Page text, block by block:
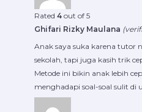
Rated 4 out of 5
Ghifari Rizky Maulana
Anak saya suka karena tutor
sekolah, tapi juga kasih trik
Metode ini bikin anak lebih
menghadapi soal-soal sulit di